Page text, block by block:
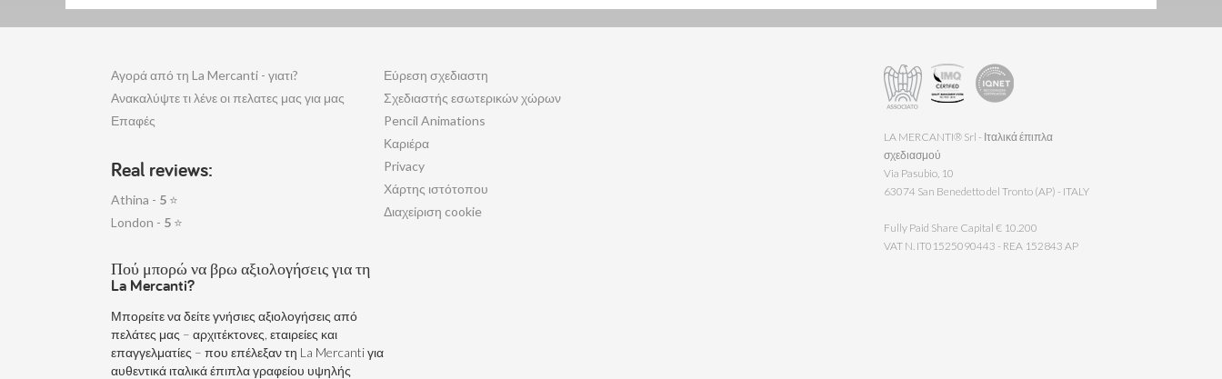
Αγορά από τη La Mercanti - γιατι?
Ανακαλύψτε τι λένε οι πελατες μας για μας
Επαφές
Real reviews:
Athina - 5 ⭐
London - 5 ⭐
Πού μπορώ να βρω αξιολογήσεις για τη
La Mercanti?
Μπορείτε να δείτε γνήσιες αξιολογήσεις από
πελάτες μας – αρχιτέκτονες, εταιρείες και
επαγγελματίες – που επέλεξαν τη La Mercanti για
αυθεντικά ιταλικά έπιπλα γραφείου υψηλής
Εύρεση σχεδιαστη
Σχεδιαστής εσωτερικών χώρων
Pencil Animations
Καριέρα
Privacy
Χάρτης ιστότοπου
Διαχείριση cookie
LA MERCANTI® Srl - Ιταλικά έπιπλα
σχεδιασμού
Via Pasubio, 10
63074 San Benedetto del Tronto (AP) - ITALY
Fully Paid Share Capital € 10.200
VAT N. IT01525090443 - REA 152843 AP